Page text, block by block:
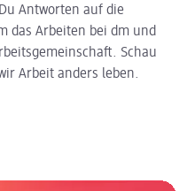
Antworten auf die
das Arbeiten bei dm und
Schau
Arbeit anders leben.